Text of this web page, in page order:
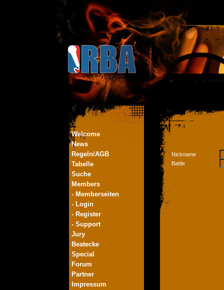
Welcome
News
Regeln/AGB
Tabelle
Suche
Members
- Memberseiten
- Login
- Register
- Support
Jury
Beatecke
Special
Forum
Partner
Impressum
Nickname
Battle